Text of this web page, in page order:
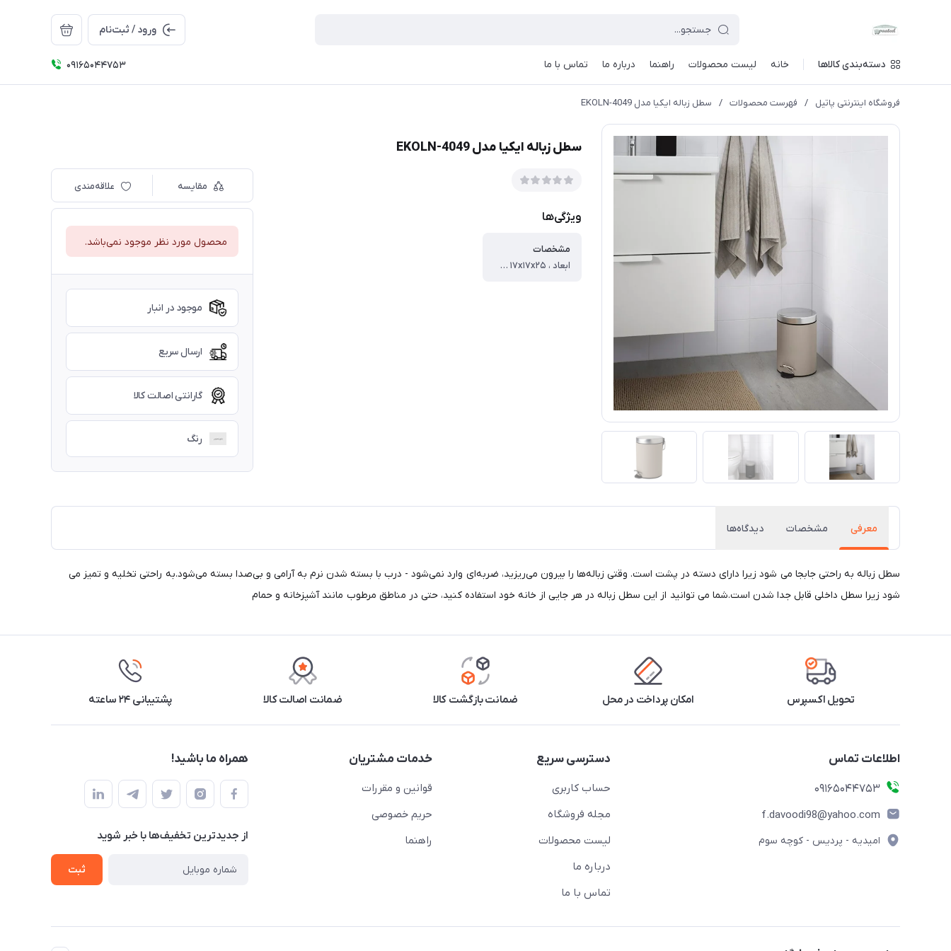
ورود / ثبت‌نام
دسته‌بندی کالاها خانه لیست محصولات راهنما درباره ما تماس با ما 09165044753
فروشگاه اینترنتی پاتیل / فهرست محصولات / سطل زباله ایکیا مدل EKOLN-4049
سطل زباله ایکیا مدل EKOLN-4049
ویژگی‌ها
مشخصات
ابعاد ، ۱۷x۱۷x۲۵ سانتی‌متر ، وزن ، ۷۰۰ گرم ، جنس ، سرامیک ، گنجایش ، ۳ لیتر ، مناسب برای ، حمام ، سرویس بهداشتی ، آشپزخانه ، سایر توضیحات ، جنس داخل سطل از پلاستیک و دور سطل بیرونی سرامیک و درب آن استیل می باشد
مقایسه علاقه‌مندی
محصول مورد نظر موجود نمی‌باشد.
موجود در انبار
ارسال سریع
گارانتی اصالت کالا
رنگ
معرفی مشخصات دیدگاه‌ها
سطل زباله به راحتی جابجا می شود زیرا دارای دسته در پشت است. وقتی زباله‌ها را بیرون می‌ریزید، ضربه‌ای وارد نمی‌شود - درب با بسته شدن نرم به آرامی و بی‌صدا بسته می‌شود.به راحتی تخلیه و تمیز می
شود زیرا سطل داخلی قابل جدا شدن است.شما می توانید از این سطل زباله در هر جایی از خانه خود استفاده کنید، حتی در مناطق مرطوب مانند آشپزخانه و حمام
تحویل اکسپرس امکان پرداخت در محل ضمانت بازگشت کالا ضمانت اصالت کالا پشتیبانی ۲۴ ساعته
اطلاعات تماس
09165044753
f.davoodi98@yahoo.com
امیدیه - پردیس - کوچه سوم
دسترسی سریع
حساب کاربری
مجله فروشگاه
لیست محصولات
درباره ما
تماس با ما
خدمات مشتریان
قوانین و مقررات
حریم خصوصی
راهنما
همراه ما باشید!
از جدید‌ترین تخفیف‌ها با‌ خبر شوید
ثبت